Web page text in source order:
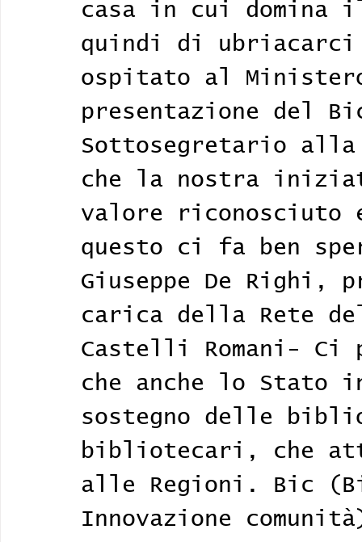
casa in cui domina
quindi di
ospitato al
presentazione del
Sottosegretario
che la nostra
valore
questo ci fa ben
Giuseppe De Righi,
carica della Rete
Castelli Romani-
che anche lo Stato
sostegno delle
bibliotecari, che
alle Regioni. Bic
Innovazione